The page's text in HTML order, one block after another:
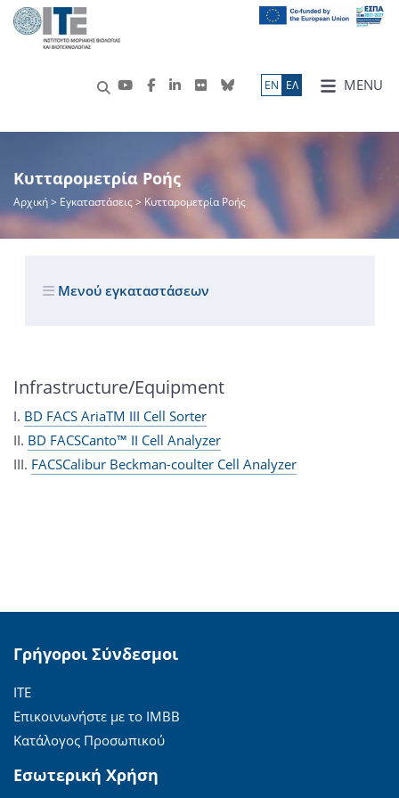
MENU
ΕN ΕΛ
Κυτταρομετρία Ροής
Αρχική> Εγκαταστάσεις > Κυτταρομετρία Ροής
Μενού εγκαταστάσεων
Infrastructure/Equipment
I. BD FACS AriaTM III Cell Sorter
II. BD FACSCanto™ II Cell Analyzer
III. FACSCalibur Beckman-coulter Cell Analyzer
Γρήγοροι Σύνδεσμοι
ΙΤΕ
Επικοινωνήστε με το ΙΜΒΒ
Κατάλογος Προσωπικού
Εσωτερική Χρήση